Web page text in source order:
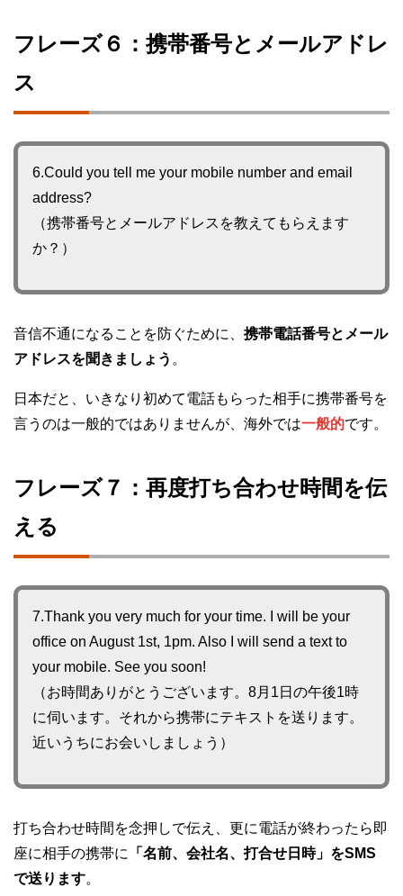
フレーズ６：携帯番号とメールアドレ
ス
6.Could you tell me your mobile number and email
address?
（携帯番号とメールアドレスを教えてもらえます
か？）
音信不通になることを防ぐために、 携帯電話番号とメール
アドレスを聞きましょう 。
日本だと、いきなり初めて電話もらった相手に携帯番号を
言うのは一般的ではありませんが、海外では一般的です。
フレーズ７：再度打ち合わせ時間を伝
える
7.Thank you very much for your time. I will be your
office on August 1st, 1pm. Also I will send a text to
your mobile. See you soon!
（お時間ありがとうございます。8月1日の午後1時
に伺います。それから携帯にテキストを送ります。
近いうちにお会いしましょう）
打ち合わせ時間を念押しで伝え、更に電話が終わったら即
座に相手の携帯に
「名前、会社名、打合せ日時」をSMS
で送ります。